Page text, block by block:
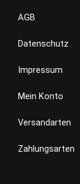
m
AGB
Datenschutz
Impressum
Mein Konto
Versandarten
Zahlungsarten